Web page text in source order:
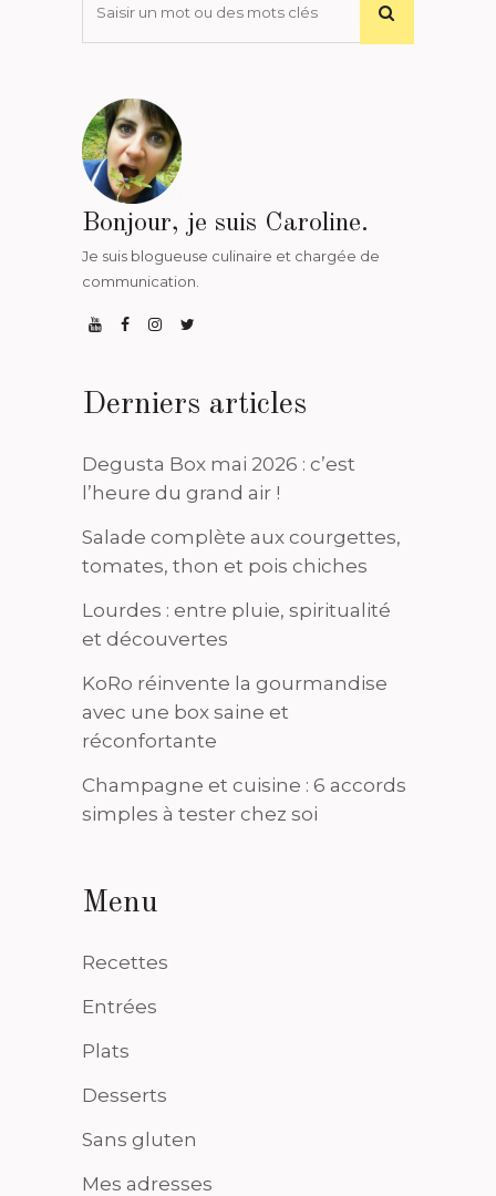
Bonjour, je suis Caroline.
Je suis blogueuse culinaire et chargée de
communication.
Derniers articles
Degusta Box mai 2026 : c’est
l’heure du grand air !
Salade complète aux courgettes,
tomates, thon et pois chiches
Lourdes : entre pluie, spiritualité
et découvertes
KoRo réinvente la gourmandise
avec une box saine et
réconfortante
Champagne et cuisine : 6 accords
simples à tester chez soi
Menu
Recettes
Entrées
Plats
Desserts
Sans gluten
Mes adresses